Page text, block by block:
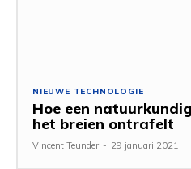
NIEUWE TECHNOLOGIE
Hoe een
het breien ontrafelt
Vincent Teunder - 29 januari 2021